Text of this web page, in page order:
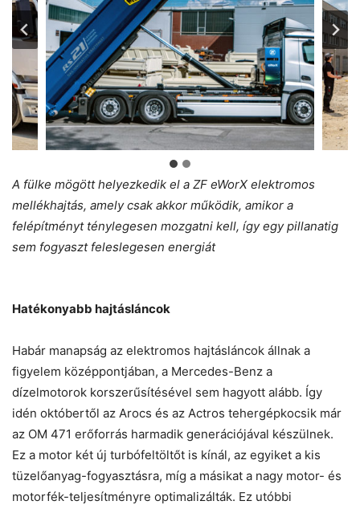
A fülke mögött helyezkedik el a ZF eWorX elektromos
mellékhajtás, amely csak akkor működik, amikor a
felépítményt ténylegesen mozgatni kell, így egy pillanatig
sem fogyaszt feleslegesen energiát
Hatékonyabb hajtásláncok
Habár manapság az elektromos hajtásláncok állnak a
figyelem középpontjában, a Mercedes-Benz a
dízelmotorok korszerűsítésével sem hagyott alább. Így
idén októbertől az Arocs és az Actros tehergépkocsik már
az OM 471 erőforrás harmadik generációjával készülnek.
Ez a motor két új turbófeltöltőt is kínál, az egyiket a kis
tüzelőanyag-fogyasztásra, míg a másikat a nagy motor- és
motorfék-teljesítményre optimalizálták. Ez utóbbi